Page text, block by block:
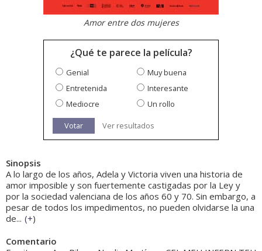
Amor entre dos mujeres
¿Qué te parece la película?
Genial
Muy buena
Entretenida
Interesante
Mediocre
Un rollo
Votar Ver resultados
Sinopsis
A lo largo de los años, Adela y Victoria viven una historia de
amor imposible y son fuertemente castigadas por la Ley y
por la sociedad valenciana de los años 60 y 70. Sin embargo, a
pesar de todos los impedimentos, no pueden olvidarse la una
de... (+)
Comentario